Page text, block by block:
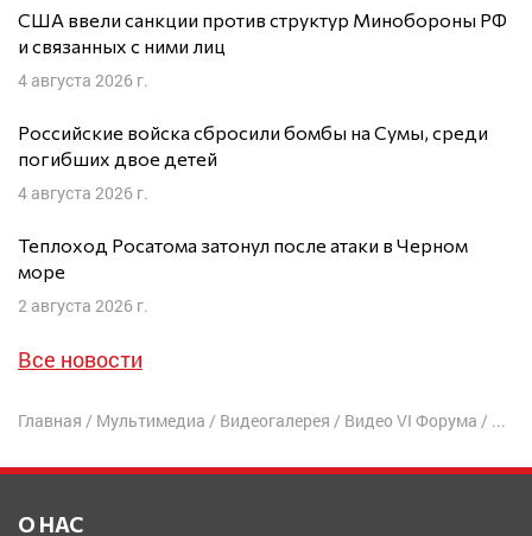
США ввели санкции против структур Минобороны РФ
и связанных с ними лиц
4 августа 2026 г.
Российские войска сбросили бомбы на Сумы, среди
погибших двое детей
4 августа 2026 г.
Теплоход Росатома затонул после атаки в Черном
море
2 августа 2026 г.
Все новости
Главная / Мультимедиа / Видеогалерея / Видео VI Форума /
О НАС